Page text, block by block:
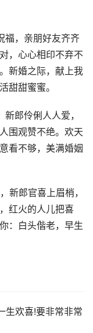
福，亲朋好友齐齐
，心心相印不弃不
新婚之际，献上我
甜甜蜜蜜。
郎伶俐人人爱，
围观赞不绝。欢天
看不够，美满婚姻
新郎官喜上眉梢，
红火的人儿把喜
：白头偕老，早生
生欢喜!要非常非常